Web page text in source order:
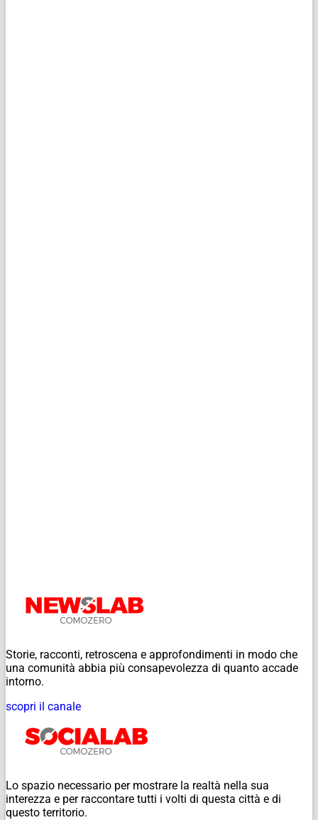
Storie, racconti, retroscena e approfondimenti in modo che
una comunità abbia più consapevolezza di quanto accade
intorno.
scopri il canale
Lo spazio necessario per mostrare la realtà nella sua
interezza e per raccontare tutti i volti di questa città e di
questo territorio.